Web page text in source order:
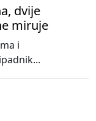
dvije
miruje
i